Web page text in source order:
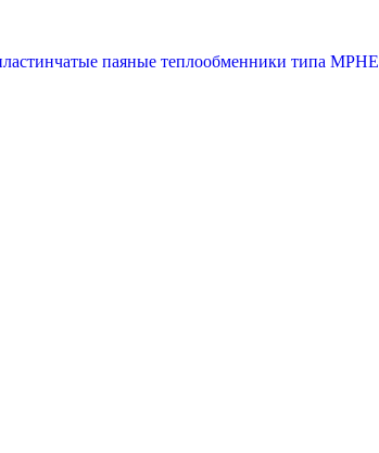
паяные теплообменники типа MPHE